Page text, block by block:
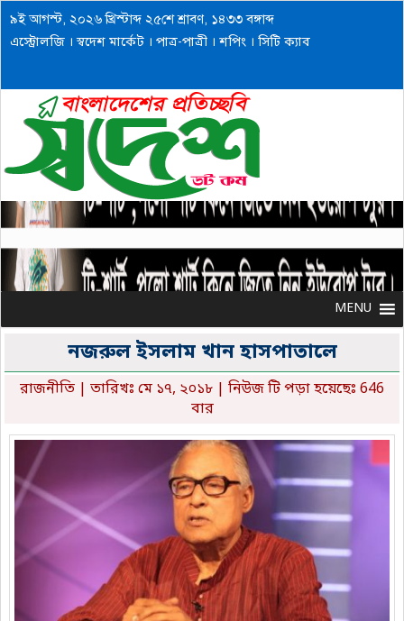
৯ই আগস্ট, ২০২৬ খ্রিস্টাব্দ ২৫শে শ্রাবণ, ১৪৩৩ বঙ্গাব্দ
এস্ট্রোলজি । স্বদেশ মার্কেট । পাত্র-পাত্রী । শপিং । সিটি ক্যাব
MENU
MENU
নজরুল ইসলাম খান হাসপাতালে
রাজনীতি | তারিখঃ মে ১৭, ২০১৮ | নিউজ টি পড়া হয়েছেঃ 646
বার